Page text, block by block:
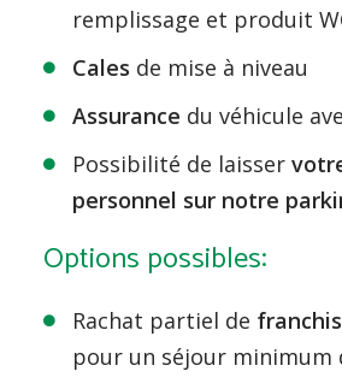
remplissage et produit
Cales de mise à niveau
Assurance du véhicule
Possibilité de laisser
personnel sur notre
Options possibles:
Rachat partiel de
pour un séjour minimum